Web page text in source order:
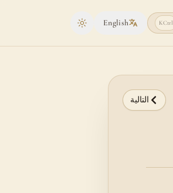
Ctrl
K
English
Toggle theme
التالية